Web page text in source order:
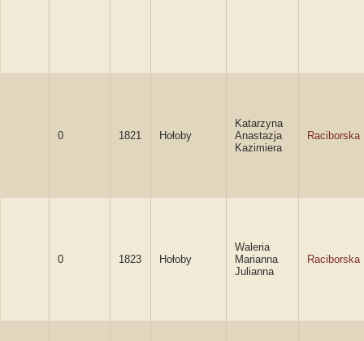
0 1821 Hołoby
Katarzyna
Anastazja
Kazimiera
Raciborska
0 1823 Hołoby
Waleria
Marianna
Julianna
Raciborska